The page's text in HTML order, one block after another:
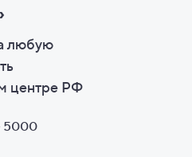
любую
центре РФ
5000